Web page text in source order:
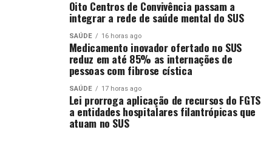
Oito Centros de Convivência passam a
integrar a rede de saúde mental do SUS
SAÚDE 16 horas ago
Medicamento inovador ofertado no SUS
reduz em até 85% as internações de
pessoas com fibrose cística
SAÚDE 17 horas ago
Lei prorroga aplicação de recursos do FGTS
a entidades hospitalares filantrópicas que
atuam no SUS